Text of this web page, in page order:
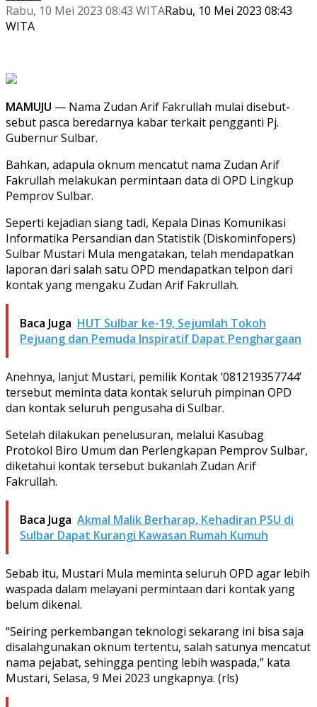
Rabu, 10 Mei 2023 08:43 WITARabu, 10 Mei 2023 08:43
WITA
MAMUJU — Nama Zudan Arif Fakrullah mulai disebut-
sebut pasca beredarnya kabar terkait pengganti Pj.
Gubernur Sulbar.
Bahkan, adapula oknum mencatut nama Zudan Arif
Fakrullah melakukan permintaan data di OPD Lingkup
Pemprov Sulbar.
Seperti kejadian siang tadi, Kepala Dinas Komunikasi
Informatika Persandian dan Statistik (Diskominfopers)
Sulbar Mustari Mula mengatakan, telah mendapatkan
laporan dari salah satu OPD mendapatkan telpon dari
kontak yang mengaku Zudan Arif Fakrullah.
Baca Juga HUT Sulbar ke-19, Sejumlah Tokoh
Pejuang dan Pemuda Inspiratif Dapat Penghargaan
Anehnya, lanjut Mustari, pemilik Kontak ‘081219357744’
tersebut meminta data kontak seluruh pimpinan OPD
dan kontak seluruh pengusaha di Sulbar.
Setelah dilakukan penelusuran, melalui Kasubag
Protokol Biro Umum dan Perlengkapan Pemprov Sulbar,
diketahui kontak tersebut bukanlah Zudan Arif
Fakrullah.
Baca Juga Akmal Malik Berharap, Kehadiran PSU di
Sulbar Dapat Kurangi Kawasan Rumah Kumuh
Sebab itu, Mustari Mula meminta seluruh OPD agar lebih
waspada dalam melayani permintaan dari kontak yang
belum dikenal.
“Seiring perkembangan teknologi sekarang ini bisa saja
disalahgunakan oknum tertentu, salah satunya mencatut
nama pejabat, sehingga penting lebih waspada,” kata
Mustari, Selasa, 9 Mei 2023 ungkapnya. (rls)